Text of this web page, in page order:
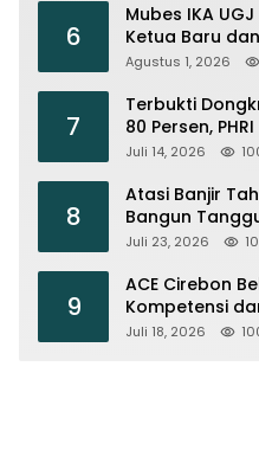
6
Mubes IKA
Ketua Baru
Agustus 1, 2026
7
Terbukti
80 Persen,
Olahraga di
Juli 14, 2026
8
Atasi Banjir
Bangun
Kijing
Juli 23, 2026
9
ACE Cirebon
Kompetensi
Juli 18, 2026